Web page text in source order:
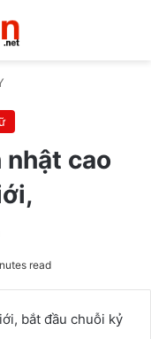
cao
read
bắt đầu chuỗi kỷ